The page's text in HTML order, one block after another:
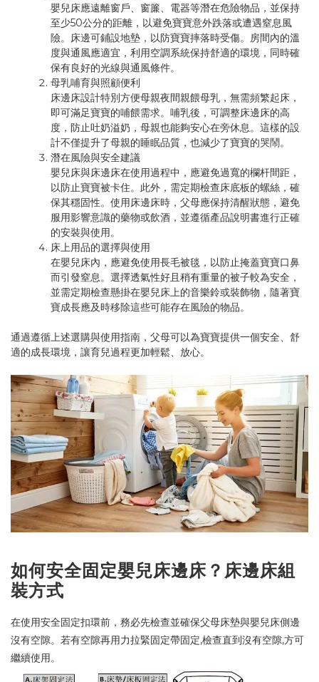
嬰兒床應遠離窗戶、窗簾、電器等潛在危險物品，並保持
至少50公分的距離，以避免寶寶意外跌落或遭遇窒息風
險。床邊可鋪設地墊，以防寶寶摔落時受傷。房間內的溫
度與通風應適宜，利用空調系統保持舒適的環境，同時確
保有良好的光線與通風條件。
母乳哺育與照顧便利
床邊床設計特別方便母親夜間親餵母乳，無需頻繁起床，
即可滿足寶寶的哺餵需求。哺乳後，可調整床邊床的高
度，防止吐奶溢奶，母親也能夠安心在旁休息。這樣的設
計不僅提升了母親的睡眠品質，也減少了寶寶的哭鬧。
潛在風險與安全建議
嬰兒床與床邊床在使用過程中，應避免過寬的欄杆間距，
以防止寶寶被卡住。此外，需定期檢查床底板的螺絲，確
保其穩固性。使用床邊床時，父母應保持清醒狀態，避免
服用影響意識的藥物或飲酒，並遵循產品說明書進行正確
的安裝與使用。
床上用品的選擇與使用
在嬰兒床內，應避免使用長毛被毯，以防止掩蓋寶寶口鼻
而引發窒息。選擇透氣性好且稍有重量的被子較為安全，
並需定期檢查懸掛在嬰兒床上的音樂鈴或裝飾物，隨著寶
寶成長應及時移除這些可能存在風險的物品。
通過遵循上述選購與使用指南，父母可以為寶寶提供一個安全、舒
適的成長環境，讓育兒過程更加輕鬆、放心。
如何安全固定嬰兒床邊床？ 床邊床組
裝方式
在使用安全固定扣環前，務必先檢查並確保父母床墊與嬰兒床側邊
沒有空隙。若有空隙再用力拉緊固定帶固定,檢查直到沒有空隙,方可
繼續使用。